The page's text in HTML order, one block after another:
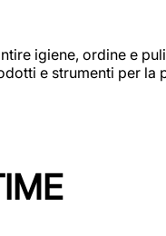
igiene, ordine e
e strumenti per